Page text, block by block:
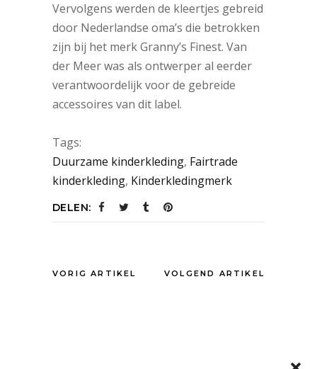
Vervolgens werden de kleertjes gebreid
door Nederlandse oma’s die betrokken
zijn bij het merk Granny’s Finest. Van
der Meer was als ontwerper al eerder
verantwoordelijk voor de gebreide
accessoires van dit label.
Tags:
Duurzame kinderkleding, Fairtrade
kinderkleding, Kinderkledingmerk
DELEN:
VORIG ARTIKEL VOLGEND ARTIKEL